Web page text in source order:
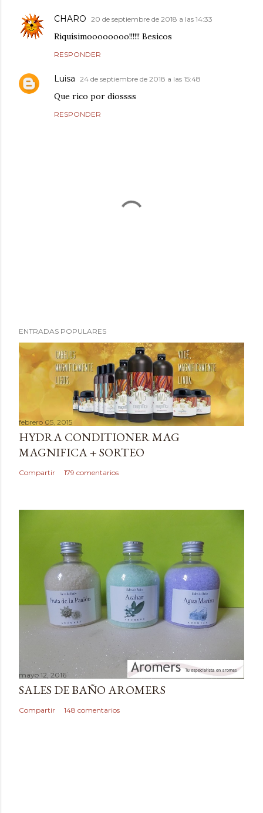
CHARO 20 de septiembre de 2018 a las 14:33
Riquísimoooooooo!!!!!! Besicos
RESPONDER
Luisa 24 de septiembre de 2018 a las 15:48
Que rico por diossss
RESPONDER
u
b
a
r
u
n
c
o
ENTRADAS POPULARES
febrero 05, 2015
HYDRA CONDITIONER MAG
MAGNIFICA + SORTEO
Compartir 179 comentarios
mayo 12, 2016
SALES DE BAÑO AROMERS
Compartir 148 comentarios